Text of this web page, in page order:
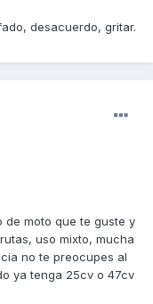
desacuerdo, gritar.
de moto que te guste y
uso mixto, mucha
no te preocupes al
ya tenga 25cv o 47cv